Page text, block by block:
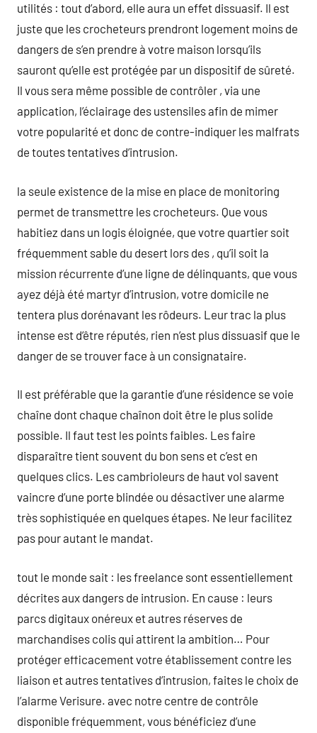
utilités : tout d’abord, elle aura un effet dissuasif. Il est
juste que les crocheteurs prendront logement moins de
dangers de s’en prendre à votre maison lorsqu’ils
sauront qu’elle est protégée par un dispositif de sûreté.
Il vous sera même possible de contrôler , via une
application, l’éclairage des ustensiles afin de mimer
votre popularité et donc de contre-indiquer les malfrats
de toutes tentatives d’intrusion.
la seule existence de la mise en place de monitoring
permet de transmettre les crocheteurs. Que vous
habitiez dans un logis éloignée, que votre quartier soit
fréquemment sable du desert lors des , qu’il soit la
mission récurrente d’une ligne de délinquants, que vous
ayez déjà été martyr d’intrusion, votre domicile ne
tentera plus dorénavant les rôdeurs. Leur trac la plus
intense est d’être réputés, rien n’est plus dissuasif que le
danger de se trouver face à un consignataire.
Il est préférable que la garantie d’une résidence se voie
chaîne dont chaque chaînon doit être le plus solide
possible. Il faut test les points faibles. Les faire
disparaître tient souvent du bon sens et c’est en
quelques clics. Les cambrioleurs de haut vol savent
vaincre d’une porte blindée ou désactiver une alarme
très sophistiquée en quelques étapes. Ne leur facilitez
pas pour autant le mandat.
tout le monde sait : les freelance sont essentiellement
décrites aux dangers de intrusion. En cause : leurs
parcs digitaux onéreux et autres réserves de
marchandises colis qui attirent la ambition… Pour
protéger efficacement votre établissement contre les
liaison et autres tentatives d’intrusion, faites le choix de
l’alarme Verisure. avec notre centre de contrôle
disponible fréquemment, vous bénéficiez d’une